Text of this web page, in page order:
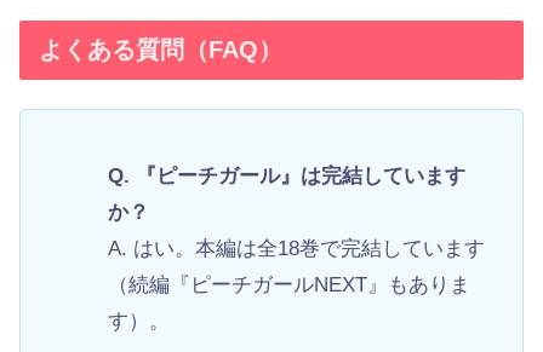
よくある質問（FAQ）
Q. 『ピーチガール』は完結しています
か？
A. はい。本編は全18巻で完結しています
（続編『ピーチガールNEXT』もありま
す）。